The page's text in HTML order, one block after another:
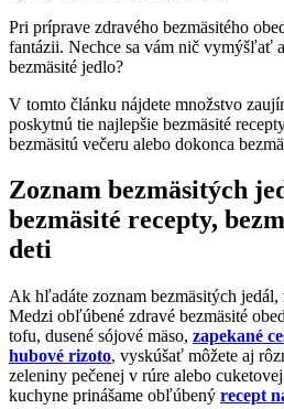
Pri príprave zdravého bezmäsitého
fantázii. Nechce sa vám nič vymýšľať
bezmäsité jedlo?
V tomto článku nájdete množstvo
poskytnú tie najlepšie bezmäsité
bezmäsitú večeru alebo dokonca
Zoznam bezmäsitých
bezmäsité recepty,
deti
Ak hľadáte zoznam bezmäsitých jedál,
Medzi obľúbené zdravé bezmäsité
tofu, dusené sójové mäso, zapekané
hubové rizoto, vyskúšať môžete aj
zeleniny pečenej v rúre alebo
kuchyne prinášame obľúbený recept